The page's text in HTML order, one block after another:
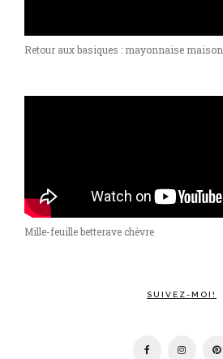
Retour aux basiques : mayonnaise maison
Mille-feuille betterave chèvre
SUIVEZ-MOI!